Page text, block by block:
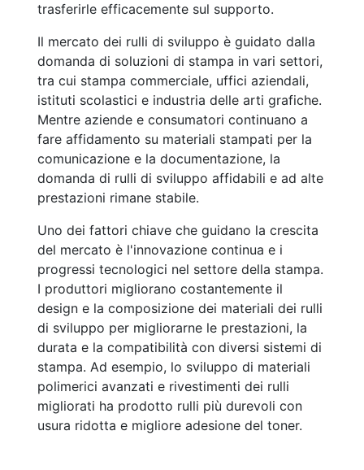
trasferirle efficacemente sul supporto.
Il mercato dei rulli di sviluppo è guidato dalla
domanda di soluzioni di stampa in vari settori,
tra cui stampa commerciale, uffici aziendali,
istituti scolastici e industria delle arti grafiche.
Mentre aziende e consumatori continuano a
fare affidamento su materiali stampati per la
comunicazione e la documentazione, la
domanda di rulli di sviluppo affidabili e ad alte
prestazioni rimane stabile.
Uno dei fattori chiave che guidano la crescita
del mercato è l'innovazione continua e i
progressi tecnologici nel settore della stampa.
I produttori migliorano costantemente il
design e la composizione dei materiali dei rulli
di sviluppo per migliorarne le prestazioni, la
durata e la compatibilità con diversi sistemi di
stampa. Ad esempio, lo sviluppo di materiali
polimerici avanzati e rivestimenti dei rulli
migliorati ha prodotto rulli più durevoli con
usura ridotta e migliore adesione del toner.